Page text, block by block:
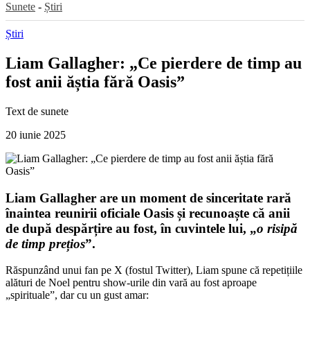
Sunete - Știri
Știri
Liam Gallagher: „Ce pierdere de timp au
fost anii ăștia fără Oasis”
Text de sunete
20 iunie 2025
Liam Gallagher are un moment de sinceritate rară
înaintea reunirii oficiale Oasis și recunoaște că anii
de după despărțire au fost, în cuvintele lui, „o risipă
de timp prețios”.
Răspunzând unui fan pe X (fostul Twitter), Liam spune că repetițiile
alături de Noel pentru show-urile din vară au fost aproape
„spirituale”, dar cu un gust amar: